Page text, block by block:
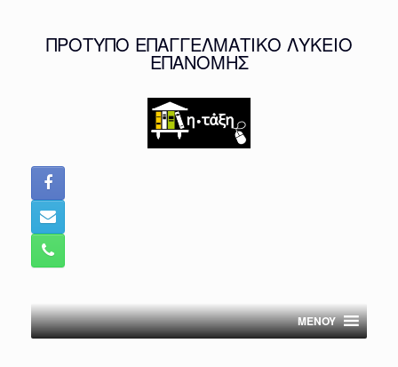
ΠΡΟΤΥΠΟ ΕΠΑΓΓΕΛΜΑΤΙΚΟ ΛΥΚΕΙΟ
ΕΠΑΝΟΜΗΣ
MENOY